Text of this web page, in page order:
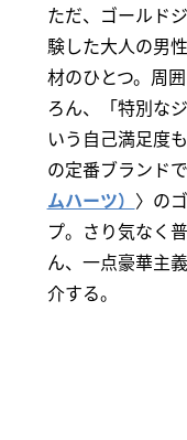
ただ、ゴールド
験した大人の男
材のひとつ。周
ろん、「特別な
いう自己満足度
の定番ブランド
ムハーツ） 〉の
プ。さり気なく
ん、一点豪華主
介する。